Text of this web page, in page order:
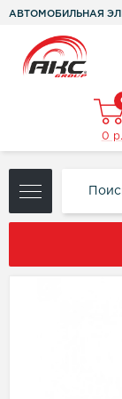
АВТОМОБИЛЬНАЯ
0 р.